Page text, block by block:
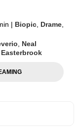
| Biopic Drame
Neal